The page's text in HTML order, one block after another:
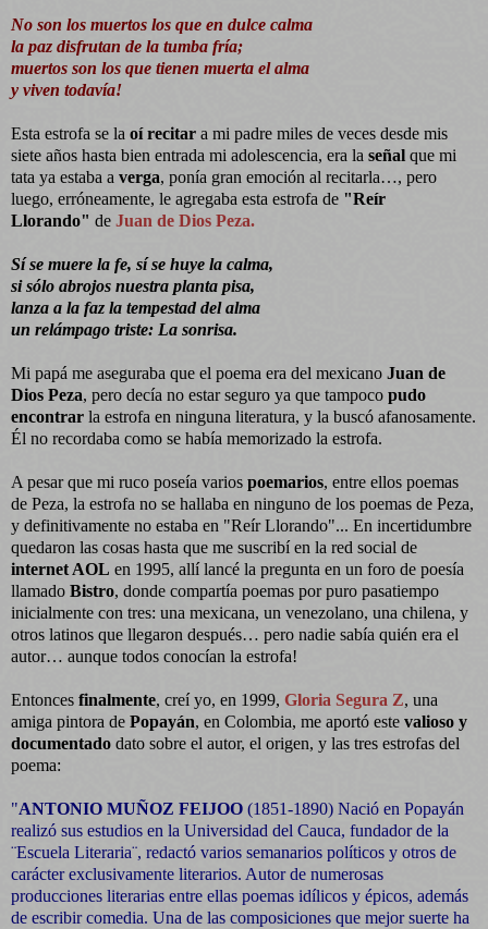
No son los muertos los que en dulce calma
la paz disfrutan de la tumba fría;
muertos son los que tienen muerta el alma
y viven todavía!
Esta estrofa se la oí recitar a mi padre miles de veces desde mis
siete años hasta bien entrada mi adolescencia, era la señal que mi
tata ya estaba a verga, ponía gran emoción al recitarla…, pero
luego, erróneamente, le agregaba esta estrofa de "Reír
Llorando" de Juan de Dios Peza.
Sí se muere la fe, sí se huye la calma,
si sólo abrojos nuestra planta pisa,
lanza a la faz la tempestad del alma
un relámpago triste: La sonrisa.
Mi papá me aseguraba que el poema era del mexicano Juan de
Dios Peza, pero decía no estar seguro ya que tampoco pudo
encontrar la estrofa en ninguna literatura, y la buscó afanosamente.
Él no recordaba como se había memorizado la estrofa.
A pesar que mi ruco poseía varios poemarios, entre ellos poemas
de Peza, la estrofa no se hallaba en ninguno de los poemas de Peza,
y definitivamente no estaba en "Reír Llorando"... En incertidumbre
quedaron las cosas hasta que me suscribí en la red social de
internet AOL en 1995, allí lancé la pregunta en un foro de poesía
llamado Bistro, donde compartía poemas por puro pasatiempo
inicialmente con tres: una mexicana, un venezolano, una chilena, y
otros latinos que llegaron después… pero nadie sabía quién era el
autor… aunque todos conocían la estrofa!
Entonces finalmente, creí yo, en 1999, Gloria Segura Z, una
amiga pintora de Popayán, en Colombia, me aportó este valioso y
documentado dato sobre el autor, el origen, y las tres estrofas del
poema:
"ANTONIO MUÑOZ FEIJOO (1851-1890) Nació en Popayán
realizó sus estudios en la Universidad del Cauca, fundador de la
¨Escuela Literaria¨, redactó varios semanarios políticos y otros de
carácter exclusivamente literarios. Autor de numerosas
producciones literarias entre ellas poemas idílicos y épicos, además
de escribir comedia. Una de las composiciones que mejor suerte ha